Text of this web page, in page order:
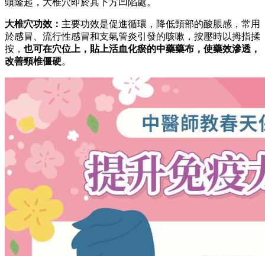
頭隆起，大椎穴即於其下方凹陷處。
大椎穴功效： 主要功效是促進循環，降低頸部的酸脹感，常用
於感冒、流行性感冒和支氣管炎引發的咳嗽，按壓時以拇指揉
按， 也可在穴位上，貼上活血化瘀的中藥藥布，使藥效滲透，
改善頸椎僵硬。